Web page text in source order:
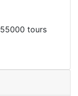
55000 tours